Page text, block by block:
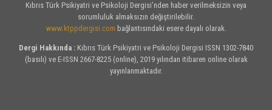
Kıbrıs Türk Psikiyatri ve Psikoloji Dergisi’nden haber verilmeksizin veya
sorumluluk almaksızın değiştirilebilir.
www.ktppdergisi.com bağlantısındaki esere dayalı olarak.
Dergi Hakkında : Kıbrıs Türk Psikiyatri ve Psikoloji Dergisi ISSN 1302-7840
(basılı) ve E-ISSN 2667-8225 (online), 2019 yılından itibaren online olarak
yayınlanmaktadır.